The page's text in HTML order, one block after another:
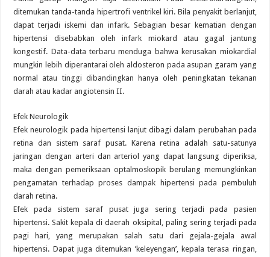
ditemukan tanda-tanda hipertrofi ventrikel kiri. Bila penyakit berlanjut,
dapat terjadi iskemi dan infark. Sebagian besar kematian dengan
hipertensi disebabkan oleh infark miokard atau gagal jantung
kongestif. Data-data terbaru menduga bahwa kerusakan miokardial
mungkin lebih diperantarai oleh aldosteron pada asupan garam yang
normal atau tinggi dibandingkan hanya oleh peningkatan tekanan
darah atau kadar angiotensin II.
Efek Neurologik
Efek neurologik pada hipertensi lanjut dibagi dalam perubahan pada
retina dan sistem saraf pusat. Karena retina adalah satu-satunya
jaringan dengan arteri dan arteriol yang dapat langsung diperiksa,
maka dengan pemeriksaan optalmoskopik berulang memungkinkan
pengamatan terhadap proses dampak hipertensi pada pembuluh
darah retina.
Efek pada sistem saraf pusat juga sering terjadi pada pasien
hipertensi. Sakit kepala di daerah oksipital, paling sering terjadi pada
pagi hari, yang merupakan salah satu dari gejala-gejala awal
hipertensi. Dapat juga ditemukan ’keleyengan’, kepala terasa ringan,